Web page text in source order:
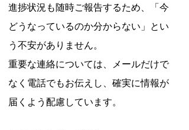
進捗状況も随時ご報告するため、「今
どうなっているのか分からない」とい
う不安がありません。
重要な連絡については、メールだけで
なく電話でもお伝えし、確実に情報が
届くよう配慮しています。